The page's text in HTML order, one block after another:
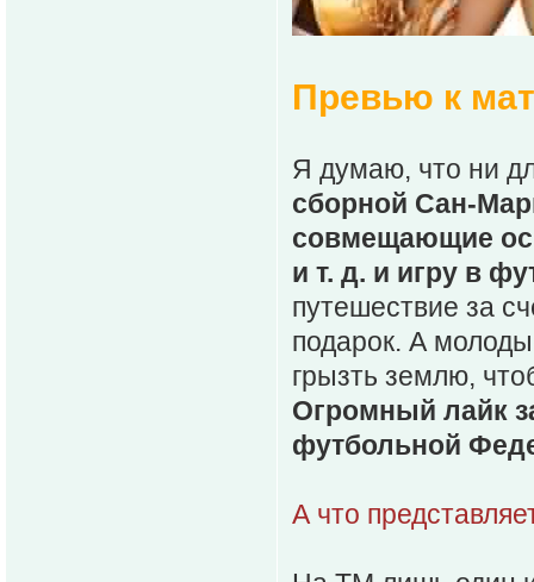
Превью к
Я думаю, что ни
сборной Сан-
совмещающие
и т. д. и игру в
путешествие за
подарок. А
грызть землю,
Огромный лайк
футбольной
А что